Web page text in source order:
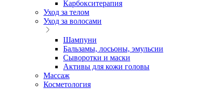
Карбокситерапия
Уход за телом
Уход за волосами
Шампуни
Бальзамы, лосьоны, эмульсии
Сыворотки и маски
Активы для кожи головы
Массаж
Косметология